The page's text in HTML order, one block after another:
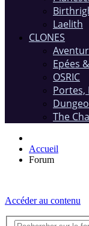
Laelith
CLONES
Epées
OSRIC
Portes,
The
Accueil
Forum
Accéder au contenu